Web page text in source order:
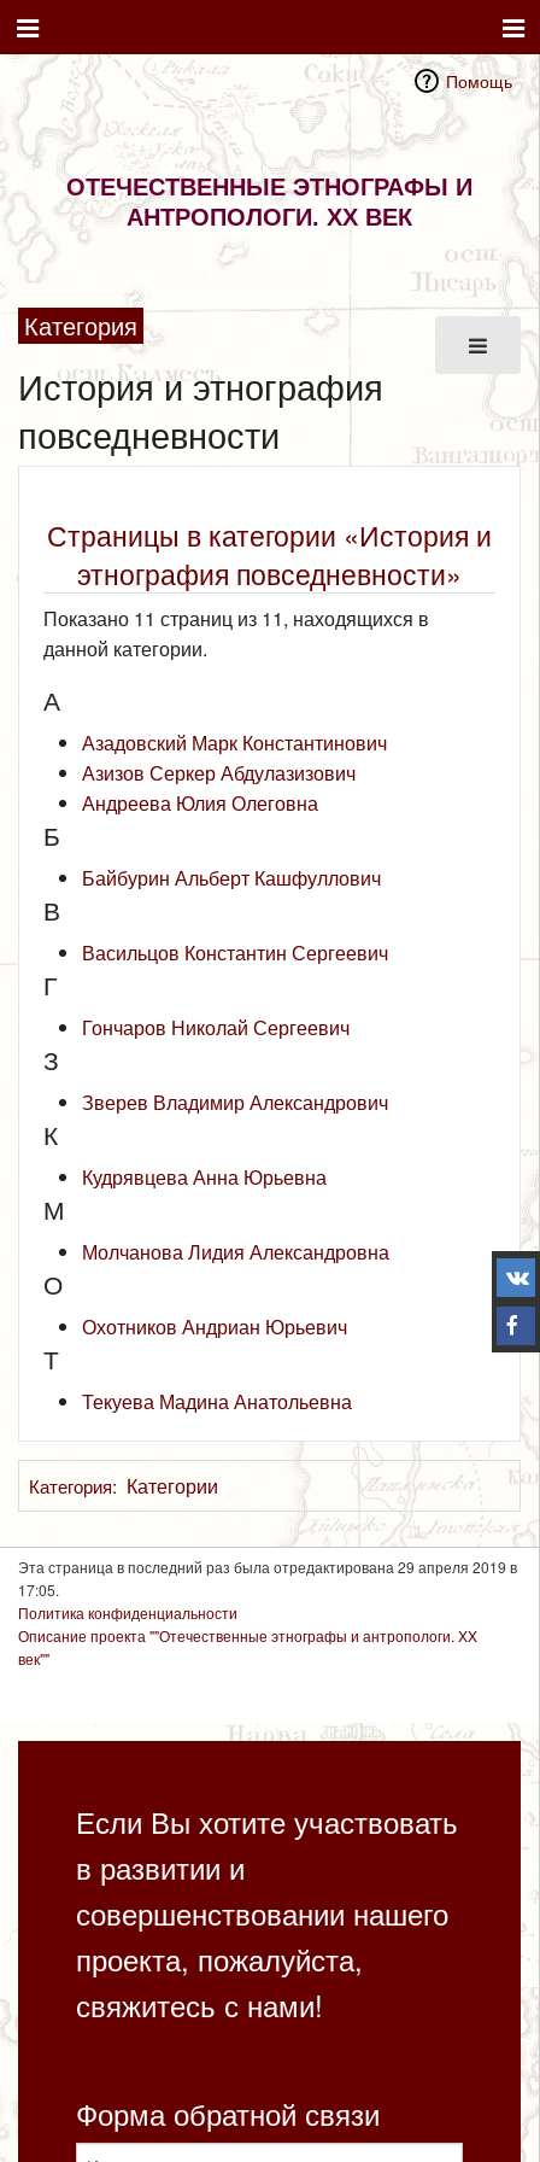
Помощь
ОТЕЧЕСТВЕННЫЕ ЭТНОГРАФЫ И
АНТРОПОЛОГИ. XX ВЕК
Категория
История и этнография
повседневности
Страницы в категории «История и
этнография повседневности»
Показано 11 страниц из 11, находящихся в
данной категории.
А
Азадовский Марк Константинович
Азизов Серкер Абдулазизович
Андреева Юлия Олеговна
Б
Байбурин Альберт Кашфуллович
В
Васильцов Константин Сергеевич
Г
Гончаров Николай Сергеевич
З
Зверев Владимир Александрович
К
Кудрявцева Анна Юрьевна
М
Молчанова Лидия Александровна
О
Охотников Андриан Юрьевич
Т
Текуева Мадина Анатольевна
Категория: Категории
Эта страница в последний раз была отредактирована 29 апреля 2019 в
17:05.
Политика конфиденциальности
Описание проекта ""Отечественные этнографы и антропологи. XX
век""
Если Вы хотите участвовать
в развитии и
совершенствовании нашего
проекта, пожалуйста,
свяжитесь с нами!
Форма обратной связи